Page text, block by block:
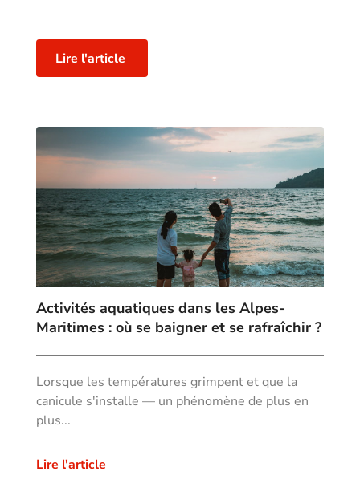
Lire l'article
Activités aquatiques dans les Alpes-
Maritimes : où se baigner et se rafraîchir ?
Lorsque les températures grimpent et que la
canicule s'installe — un phénomène de plus en
plus...
Lire l'article